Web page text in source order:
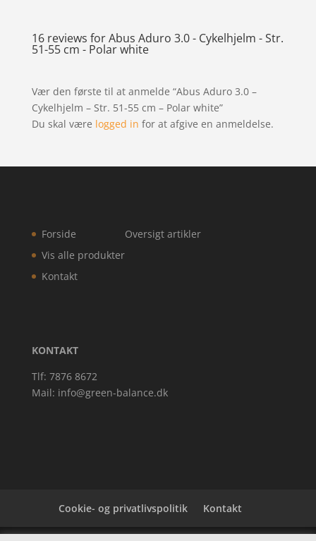
16 reviews forAbus Aduro 3.0 - Cykelhjelm - Str.
51-55 cm - Polar white
Vær den første til at anmelde “Abus Aduro 3.0 –
Cykelhjelm – Str. 51-55 cm – Polar white”
Du skal være logged in for at afgive en anmeldelse.
Forside
Vis alle produkter
Kontakt
Oversigt artikler
KONTAKT
Tlf: 7876 8672
Mail: info@green-balance.dk
Cookie- og privatlivspolitik Kontakt